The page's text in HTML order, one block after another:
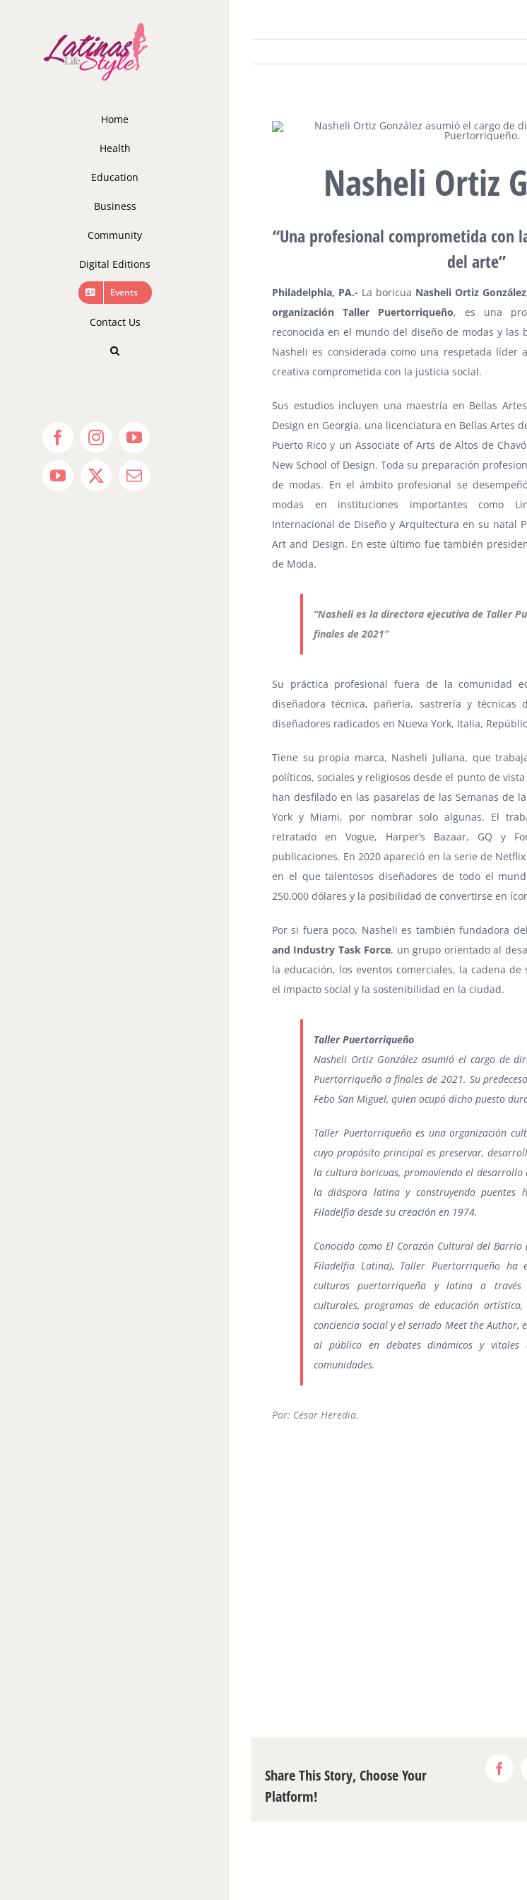
Home
Health
Education
Business
Community
Digital Editions
Events
Contact Us
FacebookInstagramYouTube
YouTube
X Email
Nasheli Ortiz
“Una profesional comprometida con
del arte”
Philadelphia, PA.- La boricua Nasheli Ortiz González
organización Taller Puertorriqueño, es una
reconocida en el mundo del diseño de modas y las
Nasheli es considerada como una respetada líder
creativa comprometida con la justicia social.
Sus estudios incluyen una maestría en Bellas
Design en Georgia, una licenciatura en Bellas Artes
Puerto Rico y un Associate of Arts de Altos de
New School of Design. Toda su preparación
de modas. En el ámbito profesional se
modas en instituciones importantes como
Internacional de Diseño y Arquitectura en su natal
Art and Design. En este último fue también
de Moda.
“Nasheli es la directora ejecutiva de Taller
finales de 2021”
Su práctica profesional fuera de la comunidad
diseñadora técnica, pañería, sastrería y técnicas
diseñadores radicados en Nueva York, Italia,
Tiene su propia marca, Nasheli Juliana, que
políticos, sociales y religiosos desde el punto de
han desfilado en las pasarelas de las Semanas de
York y Miami, por nombrar solo algunas. El
retratado en Vogue, Harper’s Bazaar, GQ y
publicaciones. En 2020 apareció en la serie de
en el que talentosos diseñadores de todo el
250.000 dólares y la posibilidad de convertirse en
Por si fuera poco, Nasheli es también fundadora del
and Industry Task Force, un grupo orientado al
la educación, los eventos comerciales, la cadena
el impacto social y la sostenibilidad en la ciudad.
Taller Puertorriqueño
Nasheli Ortiz González asumió el cargo de
Puertorriqueño a finales de 2021. Su
Febo San Miguel, quien ocupó dicho puesto
Taller Puertorriqueño es una organización
cuyo propósito principal es preservar,
la cultura boricuas, promoviendo el desarrollo
la diáspora latina y construyendo puentes
Filadelfia desde su creación en 1974.
Conocido como El Corazón Cultural del
Filadelfia Latina), Taller Puertorriqueño ha
culturas puertorriqueña y latina a través
culturales, programas de educación
conciencia social y el seriado Meet the Author,
al público en debates dinámicos y
comunidades.
Por: César Heredia.
Share This Story, Choose Your
Platform!